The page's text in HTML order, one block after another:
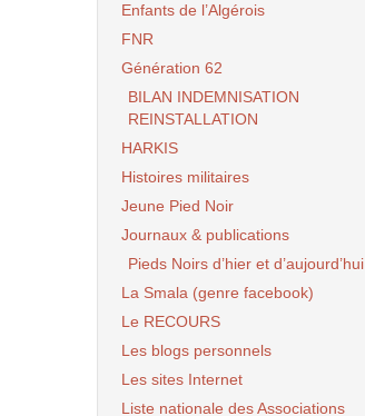
Enfants de l’Algérois
FNR
Génération 62
BILAN INDEMNISATION
REINSTALLATION
HARKIS
Histoires militaires
Jeune Pied Noir
Journaux & publications
Pieds Noirs d’hier et d’aujourd’hui
La Smala (genre facebook)
Le RECOURS
Les blogs personnels
Les sites Internet
Liste nationale des Associations